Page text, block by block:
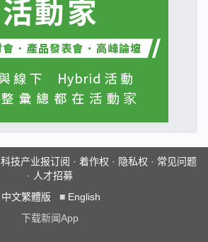
科技产业报订阅 · 着作权 · 隐私权 · 常见问题
· 人才招募
中文繁體版 ■ English
下载新闻App